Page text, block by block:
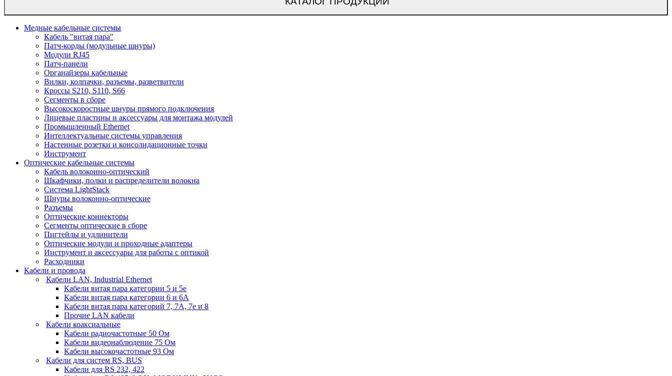
Медные кабельные системы
Кабель "витая пара"
Патч-корды (модульные шнуры)
Модули RJ45
Патч-панели
Органайзеры кабельные
Вилки, колпачки, разъемы, разветвители
Кроссы S210, S110, S66
Сегменты в сборе
Высокоскоростные шнуры прямого подключения
Лицевые пластины и аксессуары для монтажа модулей
Промышленный Ethernet
Интеллектуальные системы управления
Настенные розетки и консолидационные точки
Инструмент
Оптические кабельные системы
Кабель волоконно-оптический
Шкафчики, полки и распределители волокна
Система LightStack
Шнуры волоконно-оптические
Разъемы
Оптические коннекторы
Сегменты оптические в сборе
Пигтейлы и удлинители
Оптические модули и проходные адаптеры
Инструмент и аксессуары для работы с оптикой
Расходники
Кабели и провода
Кабели LAN, Industrial Ethernet
Кабели витая пара категории 5 и 5е
Кабели витая пара категории 6 и 6A
Кабели витая пара категорий 7, 7А, 7е и 8
Прочие LAN кабели
Кабели коаксиальные
Кабели радиочастотные 50 Ом
Кабели видеонаблюдение 75 Ом
Кабели высокочастотные 93 Ом
Кабели для систем RS, BUS
Кабели для RS 232, 422